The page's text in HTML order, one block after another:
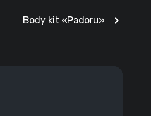
Body kit «Padoru» chevron_right